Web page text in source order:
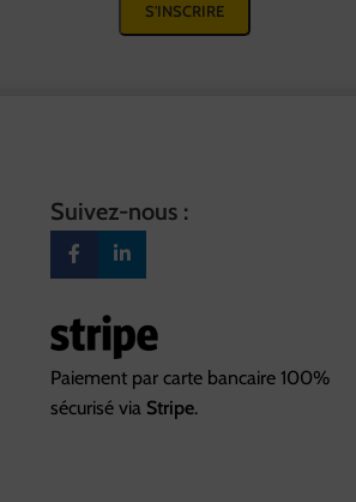
Suivez-nous :
Paiement par carte bancaire 100%
sécurisé via Stripe.